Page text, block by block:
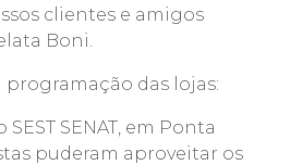
clientes e amigos
Boni.
programação das lojas:
SENAT, em Ponta
puderam aproveitar os